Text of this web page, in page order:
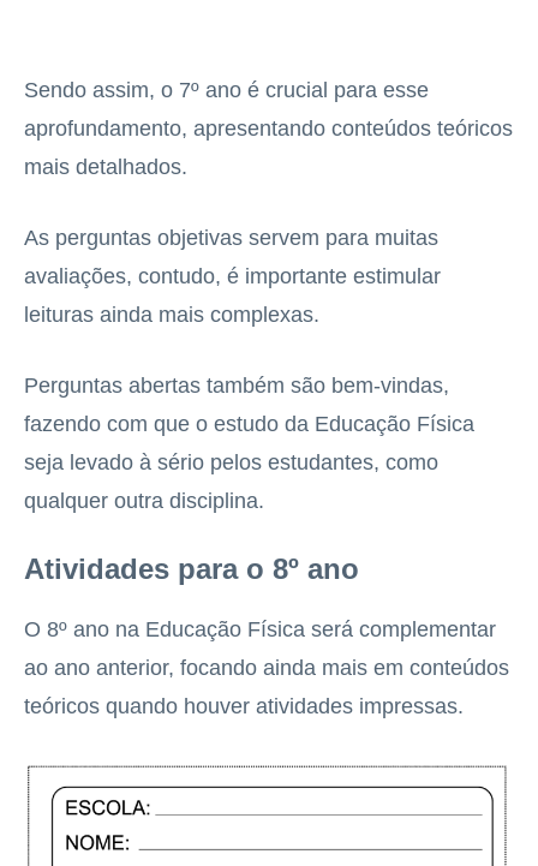
Sendo assim, o 7º ano é crucial para esse
aprofundamento, apresentando conteúdos teóricos
mais detalhados.
As perguntas objetivas servem para muitas
avaliações, contudo, é importante estimular
leituras ainda mais complexas.
Perguntas abertas também são bem-vindas,
fazendo com que o estudo da Educação Física
seja levado à sério pelos estudantes, como
qualquer outra disciplina.
Atividades para o 8º ano
O 8º ano na Educação Física será complementar
ao ano anterior, focando ainda mais em conteúdos
teóricos quando houver atividades impressas.